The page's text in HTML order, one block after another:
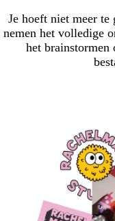
Je hoeft niet meer
nemen het volledige
het brainstormen